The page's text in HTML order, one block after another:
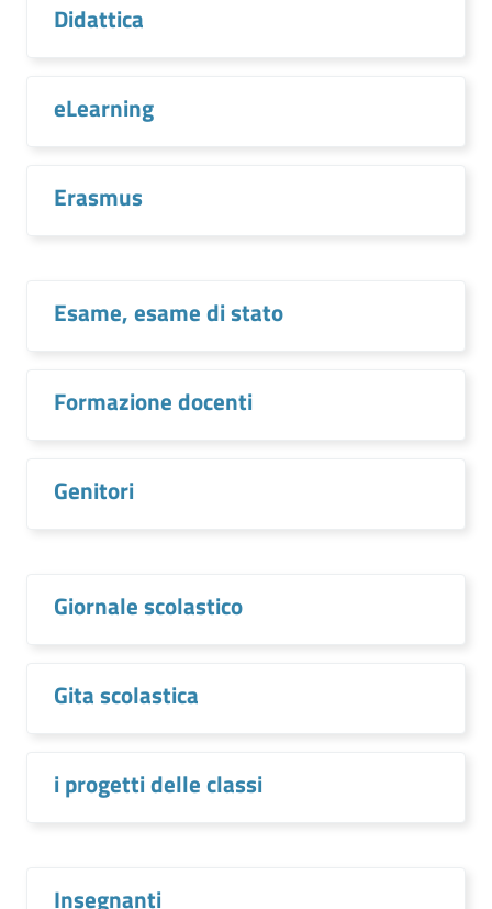
Didattica
eLearning
Erasmus
Esame, esame di stato
Formazione docenti
Genitori
Giornale scolastico
Gita scolastica
i progetti delle classi
Insegnanti